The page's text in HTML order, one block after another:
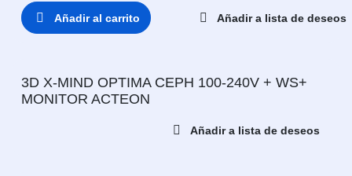
Añadir al carrito Añadir a lista de deseos
3D X-MIND OPTIMA CEPH 100-240V + WS+
MONITOR ACTEON
Añadir a lista de deseos